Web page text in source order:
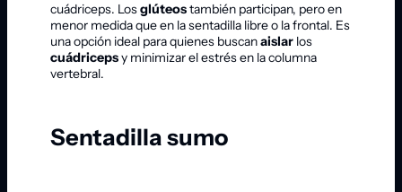
cuádriceps. Losglúteostambién participan, pero en
menor medida que en la sentadilla libre o la frontal. Es
una opción ideal para quienes buscanaislar los
cuádricepsy minimizar el estrés en la columna
vertebral.
Sentadilla sumo